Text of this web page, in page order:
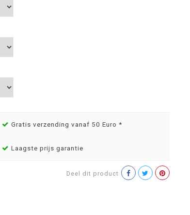
Gratis verzending vanaf 50 Euro *
Laagste prijs garantie
Deel dit product